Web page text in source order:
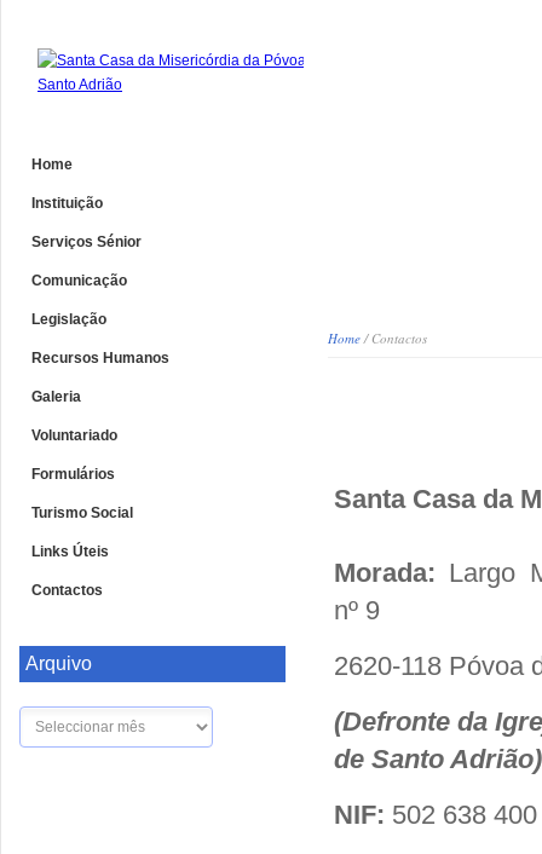
Home
Instituição
Serviços Sénior
Comunicação
Legislação
Recursos Humanos
Galeria
Voluntariado
Formulários
Turismo Social
Links Úteis
Contactos
Arquivo
Arquivo
Home/ Contactos
Santa Casa da
Morada: Largo
nº 9
2620-118 Póvoa
(Defronte da
de Santo Adrião)
NIF: 502 638 400